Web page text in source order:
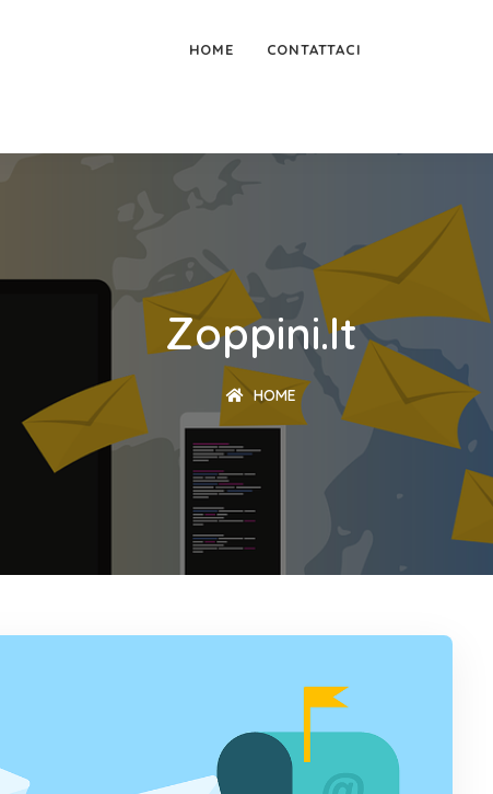
HOME CONTATTACI
Zoppini.it
HOME